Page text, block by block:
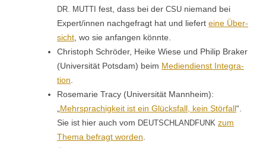
DR MUTTI fest, dass bei der CSU nie­mand bei
Expert/innen nachge­fragt hat und liefert eine Über­
sicht , wo sie anfan­gen könnte.
Christoph Schröder, Heike Wiese und Philip Brak­er
(Uni­ver­sität Pots­dam) beim Medi­en­di­enst Inte­gra­
tion
Rose­marie Tra­cy (Uni­ver­sität Mannheim):
Mehrsprachigkeit ist ein Glücks­fall, kein Stör­fall“.
Sie ist hier auch vom DEUTSCHLANDFUNK zum
The­ma befragt wor­den